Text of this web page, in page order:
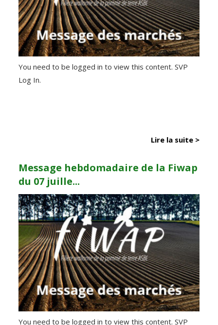
You need to be logged in to view this content. SVP
Log In.
Lire la suite >
Message hebdomadaire de la Fiwap
du 07 juille...
You need to be logged in to view this content. SVP